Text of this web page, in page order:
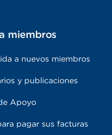
miembros
a nuevos miembros
y publicaciones
Apoyo
pagar sus facturas